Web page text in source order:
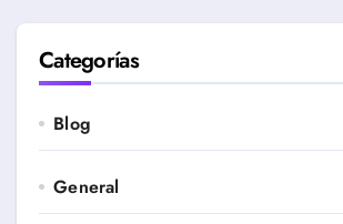
Categorías
Blog
General